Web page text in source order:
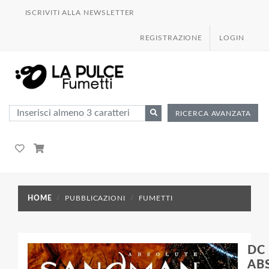
ISCRIVITI ALLA NEWSLETTER
REGISTRAZIONE LOGIN
RICERCA AVANZATA
HOME PUBBLICAZIONI FUMETTI
DC